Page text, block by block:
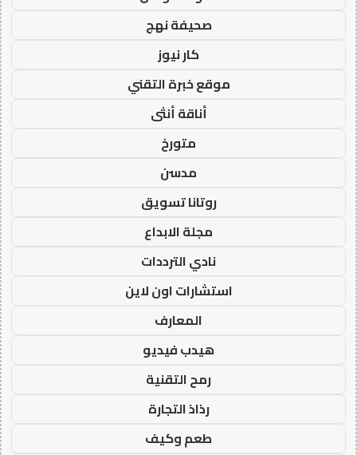
صحيفة نهج
كار نيوز
موقع خبرة التقني
أناقة أنثى
متورخ
مدسن
روتانا تسويق
مجلة الابداع
نادي الترددات
استشارات اون لاين
المعارف
هيدب فيديو
رمح التقنية
رذاذ التجارة
طعم وكيف